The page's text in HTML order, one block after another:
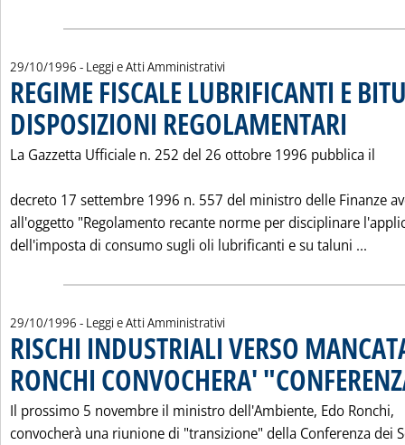
29/10/1996 - Leggi e Atti Amministrativi
REGIME FISCALE LUBRIFICANTI E
DISPOSIZIONI REGOLAMENTARI
La Gazzetta Ufficiale n. 252 del 26 ottobre 1996 pubblica il
decreto 17 settembre 1996 n. 557 del ministro delle Finanze
all'oggetto "Regolamento recante norme per disciplinare
dell'imposta di consumo sugli oli lubrificanti e su taluni ...
29/10/1996 - Leggi e Atti Amministrativi
RISCHI INDUSTRIALI VERSO
RONCHI CONVOCHERA'
Il prossimo 5 novembre il ministro dell'Ambiente, Edo Ronchi,
convocherà una riunione di "transizione" della Conferenza dei